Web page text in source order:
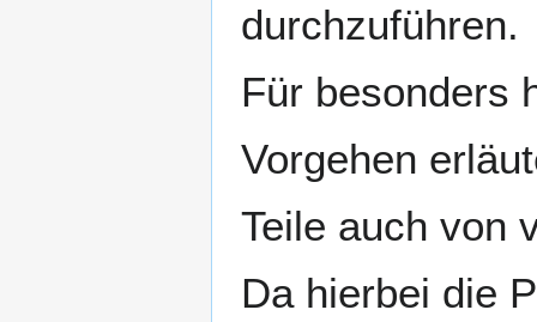
durchzuführen.
Für besonders
Vorgehen
Teile auch von
Da hierbei die